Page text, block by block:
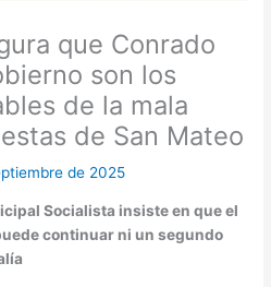
que Conrado
son los
de la mala
de San Mateo
de 2025
Socialista insiste en que el
continuar ni un segundo